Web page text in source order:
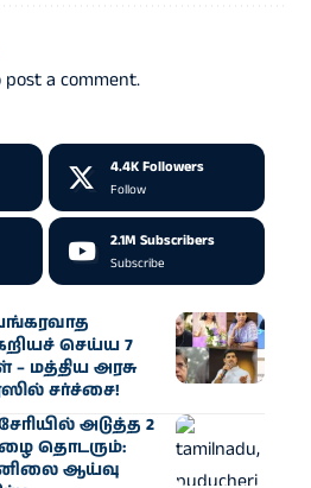
post a comment.
4.4K Followers
Follow
2.1M Subscribers
Subscribe
செய்ய 7
– மத்திய அரசு
சர்ச்சை!
அடுத்த 2
தொடரும்:
ஆய்வு